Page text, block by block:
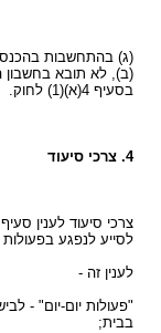
(ג) בהתחשבות
(ב), לא תובא
בסעיף 4(א)(1) לחוק.
4. צרכי סיעוד
לסייע לנפגע
לענין זה -
"פעולות יום-יום" -
בבית;